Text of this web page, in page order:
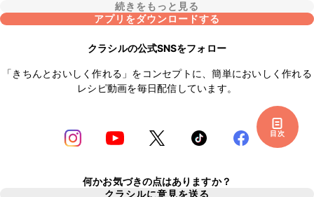
目次
続きをもっと見る
アプリをダウンロードする
クラシルの公式SNSをフォロー
「きちんとおいしく作れる」をコンセプトに、簡単においしく作れる
レシピ動画を毎日配信しています。
何かお気づきの点はありますか？
クラシルに意見を送る